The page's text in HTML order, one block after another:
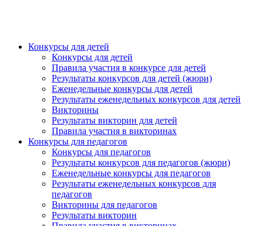
Конкурсы для детей
Конкурсы для детей
Правила участия в конкурсе для детей
Результаты конкурсов для детей (жюри)
Еженедельные конкурсы для детей
Результаты еженедельных конкурсов для детей
Викторины
Результаты викторин для детей
Правила участия в викторинах
Конкурсы для педагогов
Конкурсы для педагогов
Результаты конкурсов для педагогов (жюри)
Еженедельные конкурсы для педагогов
Результаты еженедельных конкурсов для
педагогов
Викторины для педагогов
Результаты викторин